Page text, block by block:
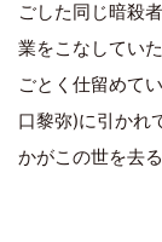
ごした同じ暗殺
業をこなしてい
ごとく仕留めて
口黎弥)に引かれ
かがこの世を去